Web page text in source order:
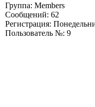
Группа: Members
Сообщений: 62
Регистрация:
Пользователь №: 9